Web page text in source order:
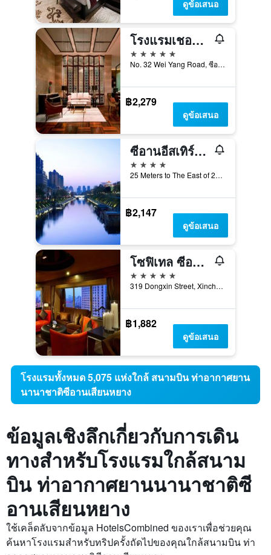
ดูข้อเสนอ
โรงแรมเชอราตัน ซีอานเหนือ
5 ดาว
No. 32 Wei Yang Road, ซีอาน, จีน
฿2,279
ดูข้อเสนอ
ซีอานอีสเทิร์นเฮาส์ บูทีคโฮเทล
4 ดาว
25 Meters to The East of 20 Nan Yuan Men Mid Fen Xiang, ซีอาน, จีน
฿2,147
ดูข้อเสนอ
โซฟิเทล ซีอาน ออน เหรินหมิน สแควร์
5 ดาว
319 Dongxin Street, Xincheng District, ซีอาน, จีน
฿1,882
ดูข้อเสนอ
โรงแรมทั้งหมด 5,075 แห่งใกล้ สนามบิน ท่าอากาศยาน
นานาชาติซีอานเสียนหยาง
ข้อมูลเชิงลึกเกี่ยวกับการเดิน
ทางสำหรับโรงแรมใกล้สนาม
บิน ท่าอากาศยานนานาชาติซี
อานเสียนหยาง
ใช้เคล็ดลับจากข้อมูล HotelsCombined ของเราเพื่อช่วยคุณ
ค้นหาโรงแรมสำหรับทริปครั้งถัดไปของคุณใกล้สนามบิน ท่า